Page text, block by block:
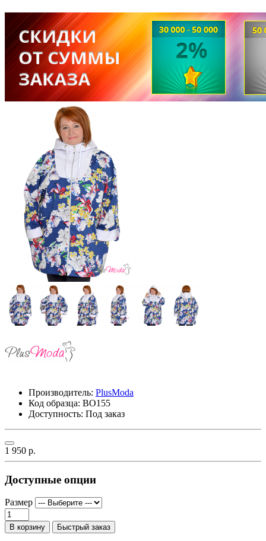
Производитель: PlusModa
Код образца: ВО155
Доступность: Под заказ
1 950 р.
Доступные опции
Размер
В корзину Быстрый заказ